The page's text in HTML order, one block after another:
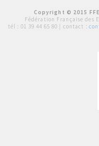
Copyright © 2015
Fédération Française des
tél : 01 39 44 65 80 | contact :